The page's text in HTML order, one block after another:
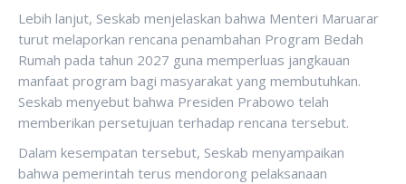
Lebih lanjut, Seskab menjelaskan bahwa Menteri Maruarar
turut melaporkan rencana penambahan Program Bedah
Rumah pada tahun 2027 guna memperluas jangkauan
manfaat program bagi masyarakat yang membutuhkan.
Seskab menyebut bahwa Presiden Prabowo telah
memberikan persetujuan terhadap rencana tersebut.
Dalam kesempatan tersebut, Seskab menyampaikan
bahwa pemerintah terus mendorong pelaksanaan